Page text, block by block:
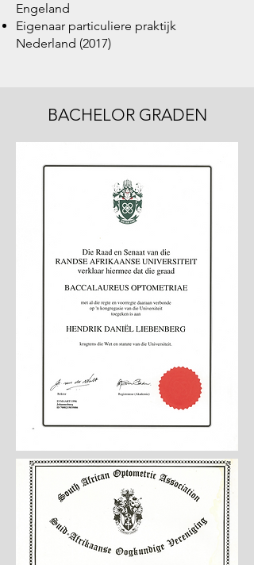
Engeland
Eigenaar particuliere praktijk
Nederland (2017)
BACHELOR GRADEN